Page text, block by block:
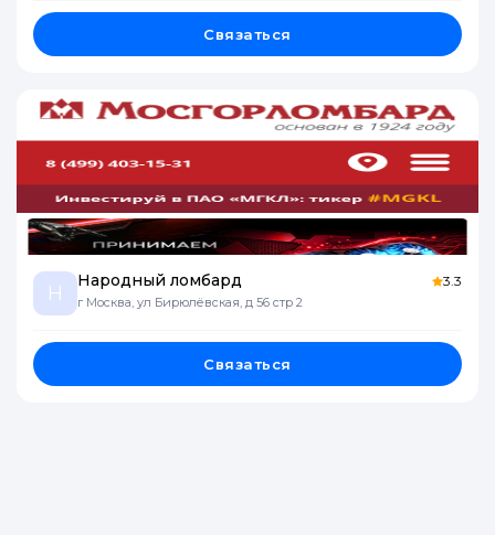
Связаться
Н
Народный ломбард
г Москва, ул Бирюлёвская, д 56 стр 2
3.3
Связаться